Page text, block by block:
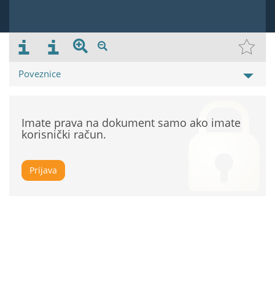
Poveznice
Imate prava na dokument samo ako imate
korisnički račun.
Prijava